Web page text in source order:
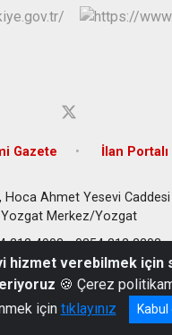
Gazete İlan Portalı
Hoca Ahmet Yesevi
Yozgat Merkez/Yozgat
212 4908 - 0354 212 2203
212 3643 - 0354 212 4337
hizmet verebilmek için
🍪 Çerez
için tıklayınız Kabul